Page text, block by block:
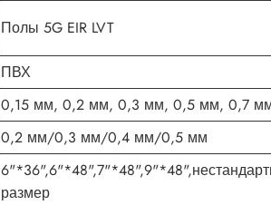
Полы 5G EIR LVT
ПВХ
0,15 мм, 0,2 мм, 0,3 мм, 0,5 мм, 0,7
0,2 мм/0,3 мм/0,4 мм/0,5 мм
размер